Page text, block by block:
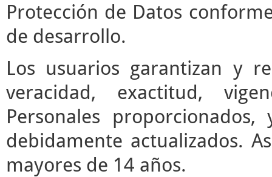
Protección de Datos
de desarrollo.
Los usuarios garantizan y
veracidad, exactitud,
Personales
debidamente actualizados.
mayores de 14 años.